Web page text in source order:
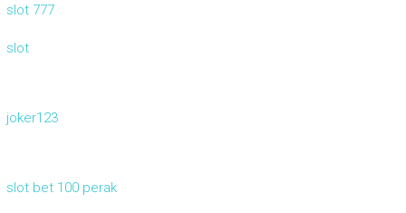
slot 777
slot
joker123
slot bet 100 perak